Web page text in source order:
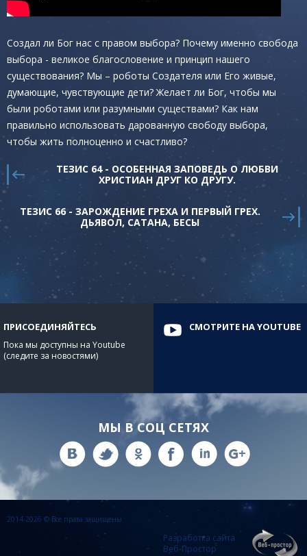
Создал ли Бог нас с правом выбора? Почему именно свобода
выбора - великое благословение и принцип нашего
существования? Мы – роботы Создателя или Его живые,
думающие, чувствующие дети? Желает ли Бог, чтобы мы
были роботами или разумными существами? Как нам
правильно использовать дарованную свободу выбора,
чтобы жить полноценно и счастливо?
ТЕЗИС 64 - ОСОБЕННАЯ ЗАПОВЕДЬ О ЛЮБВИ
ХРИСТИАН ДРУГ КО ДРУГУ.
ТЕЗИС 66 - ЗАРОЖДЕНИЕ ГРЕХА И ПЕРВЫЙ ГРЕХ.
ДЬЯВОЛ, САТАНА, БЕСЫ
ПРИСОЕДИНЯЙТЕСЬ
Пока мы доступны на Youtube
(следите за новостями)
СМОТРИТЕ НА YOUTUBE
МЫ В СОЦ СЕТЯХ
2014-2026 © Все права защищены
Разработка сайта
Веб-Простор